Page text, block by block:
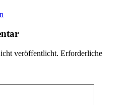
veröffentlicht. Erforderliche